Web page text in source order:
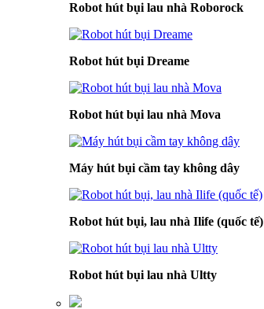
Robot hút bụi lau nhà Roborock
Robot hút bụi Dreame
Robot hút bụi lau nhà Mova
Máy hút bụi cầm tay không dây
Robot hút bụi, lau nhà Ilife (quốc tế)
Robot hút bụi lau nhà Ultty